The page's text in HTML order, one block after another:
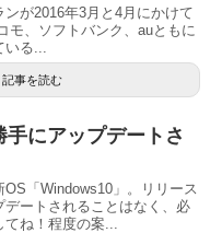
が2016年3月と4月にかけて
モ、ソフトバンク、auともに
る...
記事を読む
にアップデートさ
「Windows10」。リリース
ートされることはなく、必
ね！程度の案...